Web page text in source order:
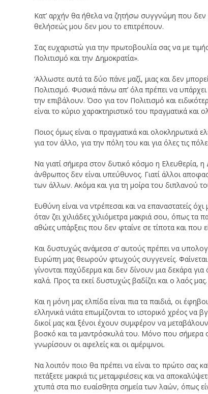
Κατ’ αρχήν θα ήθελα να ζητήσω συγγνώμη που δεν
θελήσεώς μου δεν μου το επιτρέπουν.
Σας ευχαριστώ για την πρωτοβουλία σας να με
Πολιτισμό και την Δημοκρατία».
‘Αλλωστε αυτά τα δύο πάνε μαζί, μιας και δεν
Πολιτισμό. Φυσικά πάνω απ’ όλα πρέπει να
την επιβάλουν. Όσο για τον Πολιτισμό και
είναι το κύριο χαρακτηριστικό του πραγματικά και
Ποιος όμως είναι ο πραγματικά και ολοκληρωτικά
για τον άλλο, για την πόλη του και για όλες τις
Να γιατί σήμερα στον δυτικό κόσμο η Ελευθερία, η
άνθρωπος δεν είναι υπεύθυνος. Γιατί άλλοι
των άλλων. Ακόμα και για τη μοίρα του διπλανού
Ευθύνη είναι να ντρέπεσαι και να επαναστατείς
όταν ζει χιλιάδες χιλιόμετρα μακριά σου, όπως τα
αθώες υπάρξεις που δεν φταίνε σε τίποτα και που
Και δυστυχώς ανάμεσα σ’ αυτούς πρέπει να
Ευρώπη μας θεωρούν φτωχούς συγγενείς.
γίνονται παχύδερμα και δεν δίνουν μια δεκάρα
καλά. Προς τα εκεί δυστυχώς βαδίζει και ο λαός
Και η μόνη μας ελπίδα είναι πια τα παιδιά, οι
ελληνικά νιάτα επωμίζονται το ιστορικό χρέος
δικοί μας και ξένοι έχουν συμφέρον να
βοσκό και τα μαντρόσκυλά του. Μόνο που σήμερα
γνωρίσουν οι αφελείς και οι αμέριμνοι.
Να λοιπόν ποιο θα πρέπει να είναι το πρώτο σας
πετάξετε μακριά τις μεταμφιέσεις και να
χτυπά στα πιο ευαίσθητα σημεία των λαών, όπως